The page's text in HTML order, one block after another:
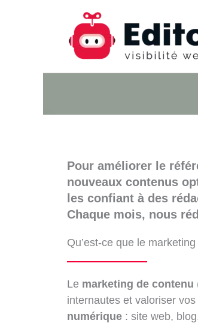
Pour améliorer le
nouveaux contenus
les confiant à des
Chaque mois, nous
Qu’est-ce que le
Le marketing de contenu
internautes et valoriser
numérique : site web,